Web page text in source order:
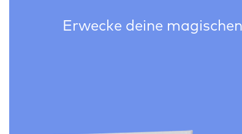
Erwecke deine